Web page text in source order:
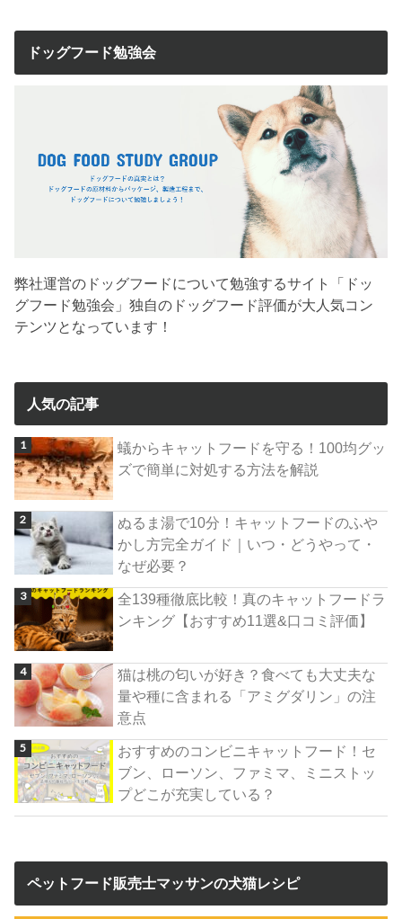
ドッグフード勉強会
弊社運営のドッグフードについて勉強するサイト「ドッ
グフード勉強会」独自のドッグフード評価が大人気コン
テンツとなっています！
人気の記事
蟻からキャットフードを守る！100均グッ
ズで簡単に対処する方法を解説
ぬるま湯で10分！キャットフードのふや
かし方完全ガイド｜いつ・どうやって・
なぜ必要？
全139種徹底比較！真のキャットフードラ
ンキング【おすすめ11選&口コミ評価】
猫は桃の匂いが好き？食べても大丈夫な
量や種に含まれる「アミグダリン」の注
意点
おすすめのコンビニキャットフード！セ
ブン、ローソン、ファミマ、ミニストッ
プどこが充実している？
ペットフード販売士マッサンの犬猫レシピ